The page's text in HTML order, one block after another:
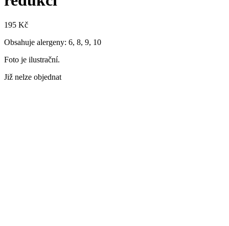
195 Kč
Obsahuje alergeny: 6, 8, 9, 10
Foto je ilustrační.
Již nelze objednat